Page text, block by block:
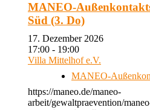
MANEO-
Süd (3. Do)
17. Dezember 2026
17:00 - 19:00
Villa Mittelhof e.V.
MANEO-
https://maneo.de/maneo-
arbeit/gewaltpraevention/